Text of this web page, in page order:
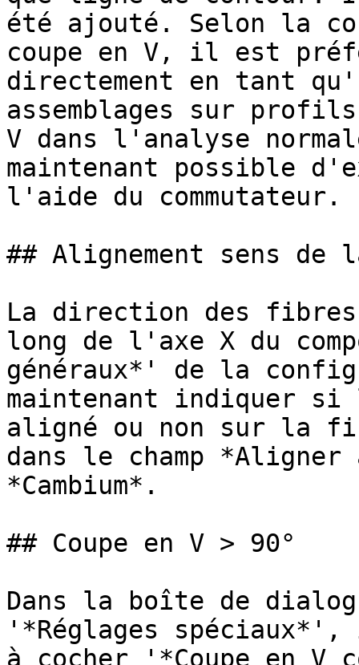
été ajouté. Selon la
coupe en V, il est
directement en tant
assemblages sur
V dans l'analyse
maintenant possible
l'aide du commutateur.
## Alignement sens
La direction des
long de l'axe X du
généraux*' de la
maintenant indiquer si
aligné ou non sur la
dans le champ *Aligner
*Cambium*.
## Coupe en V > 90°
Dans la boîte de
'*Réglages
à cocher '*Coupe en